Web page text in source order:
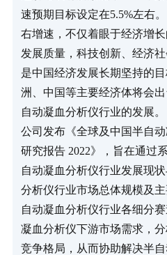
速预期目标设定在5.5%左右
右增速，不仅着眼于经济增
发展质量，科技创新、经济
是中国经济发展长期坚持的
洲、中国等主要经济体将会
自动凝血分析仪行业的发展
公司发布《全球及中国半自
研究报告 2022》，旨在通过
自动凝血分析仪行业发展现
分析仪行业市场总体规模及
自动凝血分析仪行业各细分
凝血分析仪下游市场需求，
竞争格局，从而协助解决半